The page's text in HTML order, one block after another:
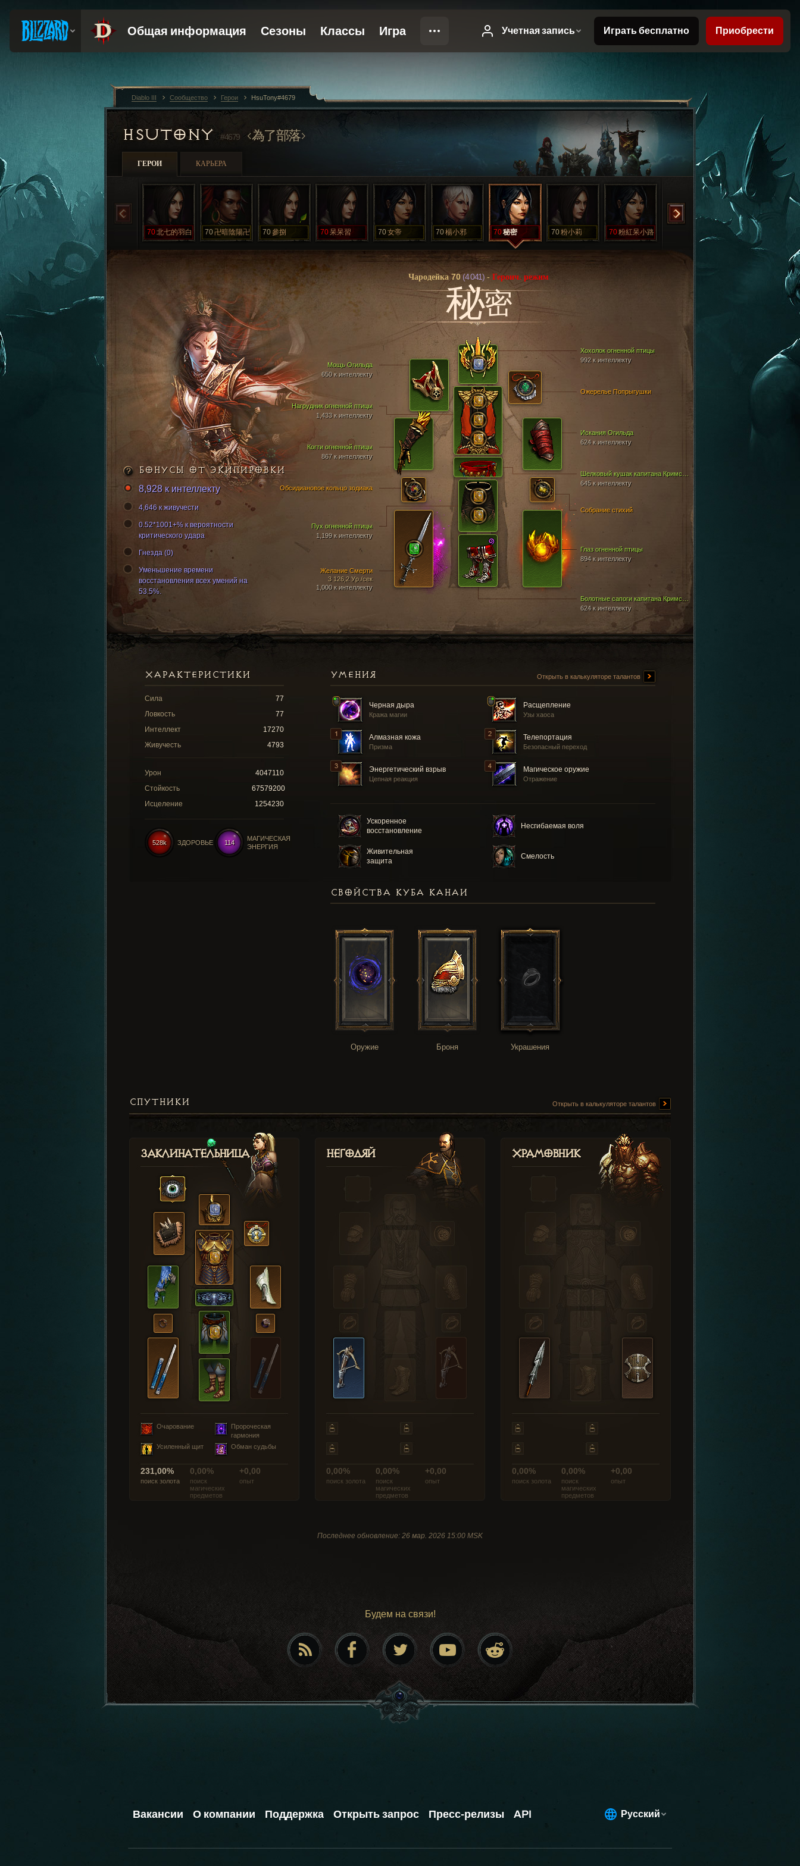
HSUTONY#4679 為了部落
ГЕРОИ КАРЬЕРА
70北七的羽白 70卍暗陰陽卍 70參捌 70呆呆習 70女帝 70楊小邪 70秘密 70粉小莉 70粉紅呆小路 70羽白翻車了
Чародейка70 (4 041) - Героич. режим
秘密
Хохолок огненной птицы
992 к интеллекту
Нагрудник огненной птицы
1,433 к интеллекту
624 к интеллекту
Когти огненной птицы
867 к интеллекту
Мощь Огильда
650 к интеллекту
Пух огненной птицы
1,199 к интеллекту
Искания Огильда
624 к интеллекту
Желание Смерти
3 126,2 Ур./сек
1,000 к интеллекту
Глаз огненной птицы
894 к интеллекту
645 к интеллекту
Собрание стихий
Обсидиановое кольцо зодиака
Ожерелье Попрыгушки
БОНУСЫ ОТ ЭКИПИРОВКИ
8,928 к интеллекту
4,646 к живучести
0.52*1001+% к вероятности
критического удара
Гнезда (0)
Уменьшение времени
восстановления всех умений на
53.5%.
УМЕНИЯ Открыть в калькуляторе талантов
Черная дыра
Кража магии
Расщепление
Узы хаоса
Алмазная кожа
Призма
Телепортация
Безопасный переход
Энергетический взрыв
Цепная реакция
Магическое оружие
Отражение
Ускоренное
восстановление
Несгибаемая воля
Живительная
защита
Смелость
ХАРАКТЕРИСТИКИ
Сила
77
Ловкость
77
Интеллект
17270
Живучесть
4793
Урон
4047110
Стойкость
67579200
Исцеление
1254230
114
МАГИЧЕСКАЯ
ЭНЕРГИЯ
528k ЗДОРОВЬЕ
СВОЙСТВА КУБА КАНАИ
Оружие Броня Украшения
СПУТНИКИ Открыть в калькуляторе талантов
Заклинательница
Очарование
Пророческая
гармония
Усиленный щит
Обман судьбы
231,00%
поиск золота
0,00%
поиск
магических
предметов
+0,00
опыт
Негодяй
0,00%
поиск золота
0,00%
поиск
магических
предметов
+0,00
опыт
Храмовник
0,00%
поиск золота
0,00%
поиск
магических
предметов
+0,00
опыт
Последнее обновление: 26 мар. 2026 15:00 MSK
Будем на связи!
Diablo III Сообщество Герои HsuTony#4679